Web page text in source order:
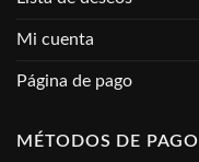
Mi cuenta
Página de pago
MÉTODOS DE PAGO